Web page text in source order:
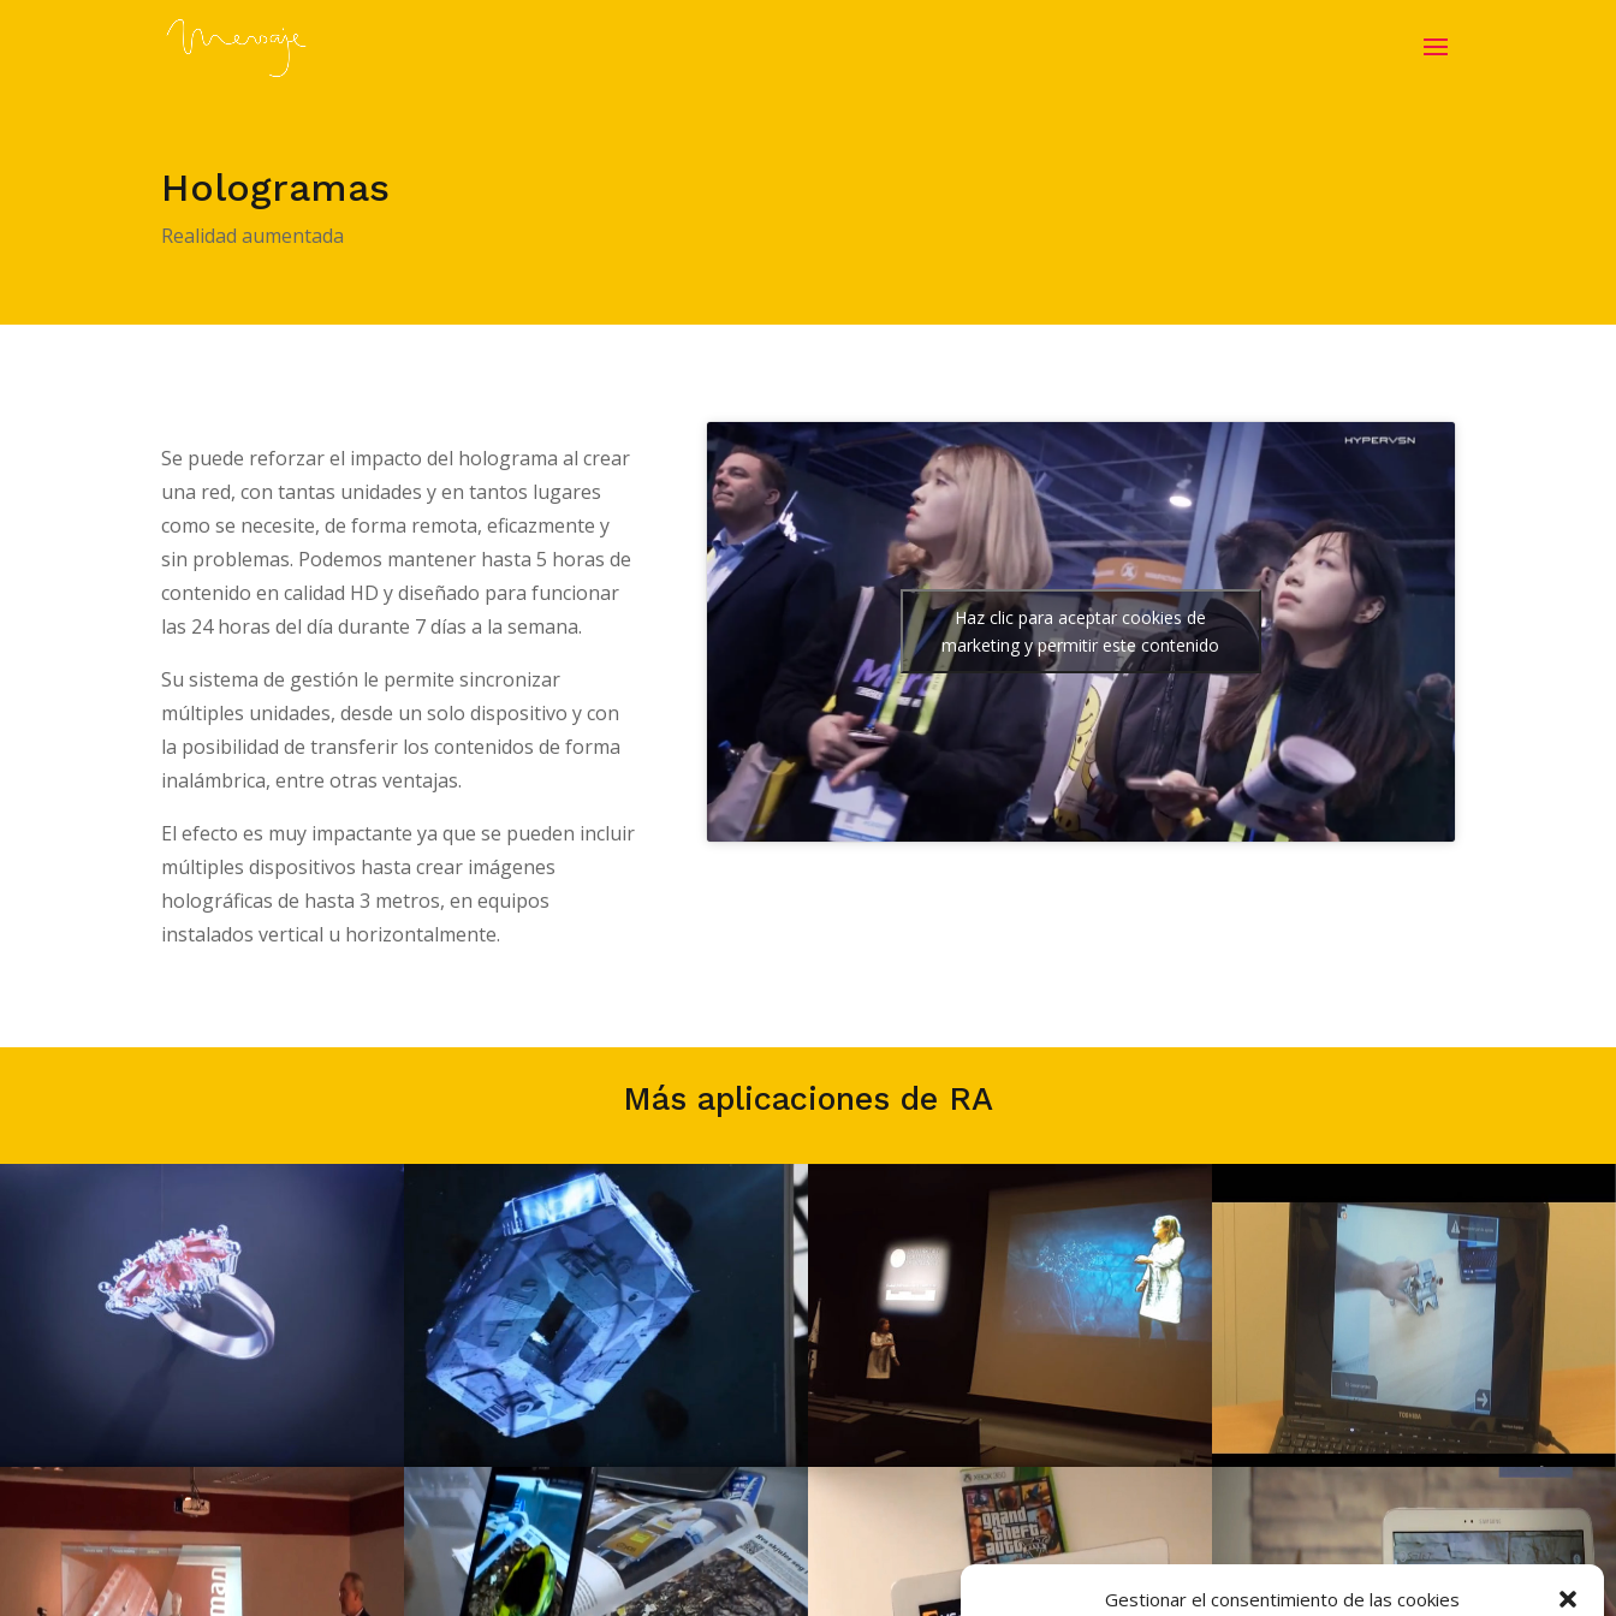
Gestionar el consentimiento de las cookies
Hologramas
Realidad aumentada
Se puede reforzar el impacto del holograma al crear
una red, con tantas unidades y en tantos lugares
como se necesite, de forma remota, eficazmente y
sin problemas. Podemos mantener hasta 5 horas de
contenido en calidad HD y diseñado para funcionar
las 24 horas del día durante 7 días a la semana.
Su sistema de gestión le permite sincronizar
múltiples unidades, desde un solo dispositivo y con
la posibilidad de transferir los contenidos de forma
inalámbrica, entre otras ventajas.
El efecto es muy impactante ya que se pueden incluir
múltiples dispositivos hasta crear imágenes
holográficas de hasta 3 metros, en equipos
instalados vertical u horizontalmente.
Haz clic para aceptar cookies de
marketing y permitir este contenido
Más aplicaciones de RA